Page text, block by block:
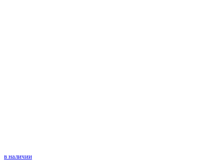
в наличии